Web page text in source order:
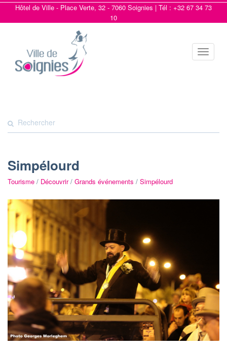
Hôtel de Ville - Place Verte, 32 - 7060 Soignies | Tél : +32 67 34 73
10
Toggle
Simpélourd
Tourisme / Découvrir/ Grands événements / Simpélourd